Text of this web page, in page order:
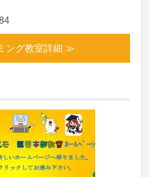
ング教室詳細 ≫